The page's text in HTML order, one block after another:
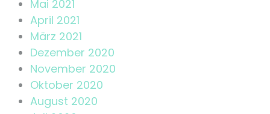
Mai 2021
April 2021
März 2021
Dezember 2020
November 2020
Oktober 2020
August 2020